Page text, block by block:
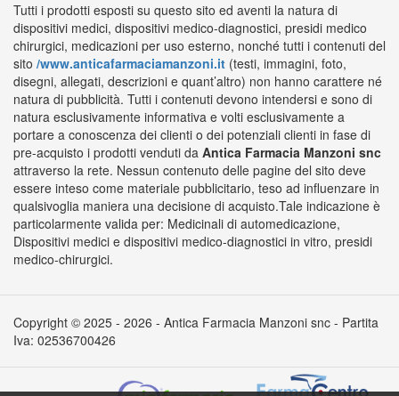
Tutti i prodotti esposti su questo sito ed aventi la natura di
dispositivi medici, dispositivi medico-diagnostici, presidi medico
chirurgici, medicazioni per uso esterno, nonché tutti i contenuti del
sito /www.anticafarmaciamanzoni.it (testi, immagini, foto,
disegni, allegati, descrizioni e quant’altro) non hanno carattere né
natura di pubblicità. Tutti i contenuti devono intendersi e sono di
natura esclusivamente informativa e volti esclusivamente a
portare a conoscenza dei clienti o dei potenziali clienti in fase di
pre-acquisto i prodotti venduti da Antica Farmacia Manzoni snc
attraverso la rete. Nessun contenuto delle pagine del sito deve
essere inteso come materiale pubblicitario, teso ad influenzare in
qualsivoglia maniera una decisione di acquisto.Tale indicazione è
particolarmente valida per: Medicinali di automedicazione,
Dispositivi medici e dispositivi medico-diagnostici in vitro, presidi
medico-chirurgici.
Copyright © 2025 - 2026 - Antica Farmacia Manzoni snc - Partita
Iva: 02536700426